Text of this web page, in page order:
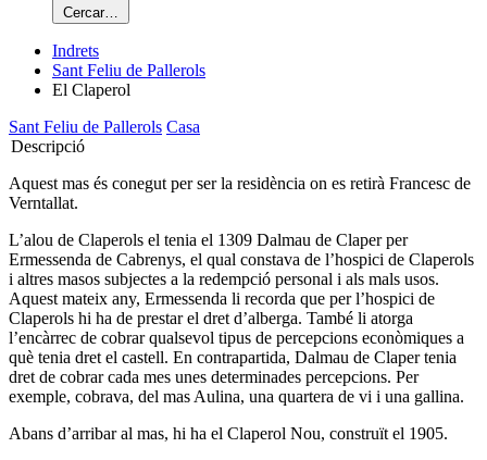
Cercar…
Indrets
Sant Feliu de Pallerols
El Claperol
Sant Feliu de Pallerols Casa
Descripció
Aquest mas és conegut per ser la residència on es retirà Francesc de
Verntallat.
L’alou de Claperols el tenia el 1309 Dalmau de Claper per
Ermessenda de Cabrenys, el qual constava de l’hospici de Claperols
i altres masos subjectes a la redempció personal i als mals usos.
Aquest mateix any, Ermessenda li recorda que per l’hospici de
Claperols hi ha de prestar el dret d’alberga. També li atorga
l’encàrrec de cobrar qualsevol tipus de percepcions econòmiques a
què tenia dret el castell. En contrapartida, Dalmau de Claper tenia
dret de cobrar cada mes unes determinades percepcions. Per
exemple, cobrava, del mas Aulina, una quartera de vi i una gallina.
Abans d’arribar al mas, hi ha el Claperol Nou, construït el 1905.